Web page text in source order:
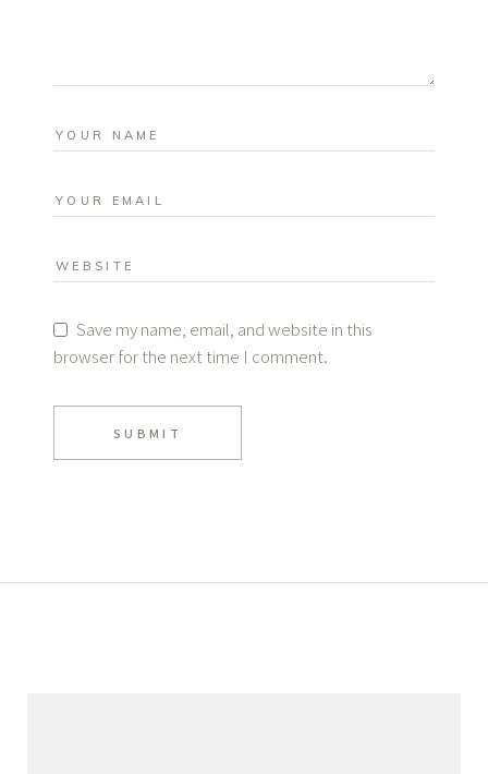
Save my name, email, and website in this
browser for the next time I comment.
SUBMIT